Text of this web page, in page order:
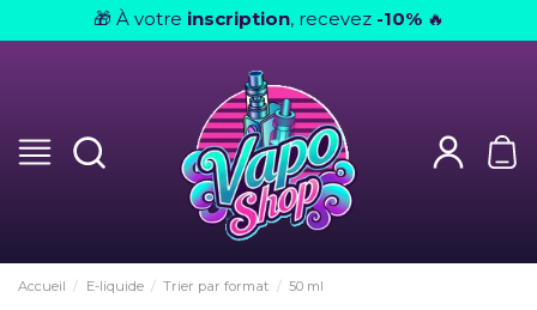
🎁 À votre inscription, recevez -10% 🔥
Accueil E-liquide Trier par format 50 ml